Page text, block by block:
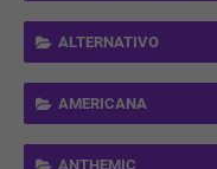
ALTERNATIVO
AMERICANA
ANTHEMIC